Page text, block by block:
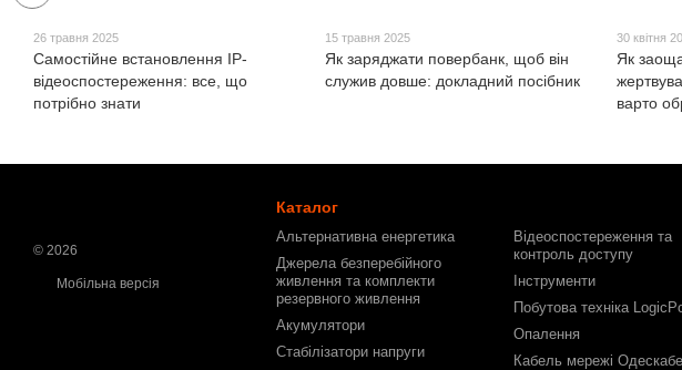
26 травня 2025
Самостійне встановлення IP-
відеоспостереження: все, що
потрібно знати
15 травня 2025
Як заряджати повербанк, щоб він
служив довше: докладний посібник
30 квітня
Як
варто
© 2026
Мобільна версія
Каталог
Альтернативна енергетика
Джерела безперебійного
живлення та комплекти
резервного живлення
Акумулятори
Стабілізатори напруги
Відеоспостереження та
контроль доступу
Інструменти
Побутова техніка
Опалення
Кабель мережі